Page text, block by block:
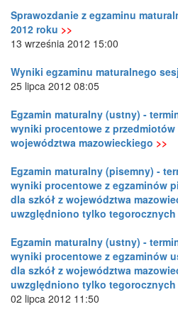
Sprawozdanie z egzaminu
2012 roku >>
13 września 2012 15:00
Wyniki egzaminu maturalnego
25 lipca 2012 08:05
Egzamin maturalny (ustny) -
wyniki procentowe z
województwa mazowieckiego >>
Egzamin maturalny (pisemny) -
wyniki procentowe z egzaminów
dla szkół z województwa
uwzględniono tylko
Egzamin maturalny (ustny) -
wyniki procentowe z egzaminów
dla szkół z województwa
uwzględniono tylko
02 lipca 2012 11:50